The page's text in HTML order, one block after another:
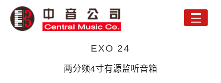
Toggle
EXO 24
两分频4寸有源监听音箱